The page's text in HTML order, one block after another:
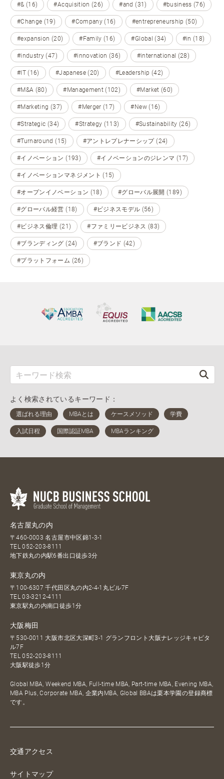
#& (16) #Acquisition (26) #and (31) #business (76)
#Change (19) #Company (16) #entrepreneurship (50)
#expansion (20) #Family (16) #Global (34) #in (18)
#industry (47) #innovation (36) #international (28)
#IT (16) #Japanese (20) #Leadership (42)
#M&A (80) #Management (102) #Market (60)
#Marketing (37) #Merger (17) #New (16)
#Strategic (34) #Strategy (113) #Sustainability (26)
#Turnaround (15) #アントレプレナーシップ (24)
#イノベーション (193) #イノベーションのジレンマ (17)
#イノベーションマネジメント (15)
#オープンイノベーション (18) #グローバル展開 (189)
#グローバル経営 (18) #ビジネスモデル (56)
#ビジネス倫理 (21) #ファミリービジネス (83)
#ブランディング (24) #ブランド (42)
#プラットフォーム (26)
よく検索されているキーワード：
名古屋丸の内
〒460-0003 名古屋市中区錦1-3-1
TEL052-203-8111
地下鉄丸の内駅6番出口徒歩3分
東京丸の内
〒100-6307 千代田区丸の内2-4-1丸ビル7F
TEL03-3212-4111
東京駅丸の内南口徒歩1分
大阪梅田
〒530-0011 大阪市北区大深町3-1 グランフロント大阪ナレッジキャピタ
ル7F
TEL052-203-8111
大阪駅徒歩1分
Global MBA, Weekend MBA, Full-time MBA, Part-time MBA, Evening MBA,
MBA Plus, Corporate MBA, 企業内MBA, Global BBAは栗本学園の登録商標
です。
交通アクセス
サイトマップ